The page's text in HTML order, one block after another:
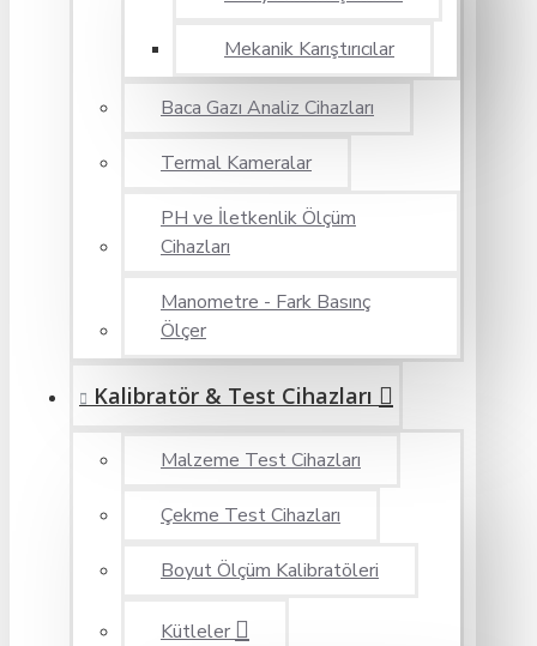
Mekanik Karıştırıcılar
Baca Gazı Analiz Cihazları
Termal Kameralar
PH ve İletkenlik Ölçüm
Cihazları
Manometre - Fark Basınç
Ölçer
Kalibratör & Test Cihazları
Malzeme Test Cihazları
Çekme Test Cihazları
Boyut Ölçüm Kalibratöleri
Kütleler